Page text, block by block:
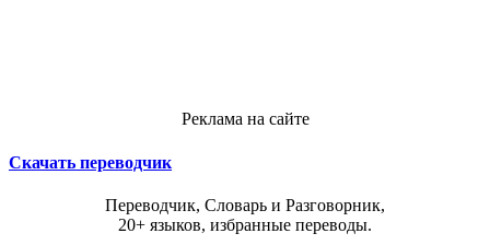
Реклама на сайте
Скачать переводчик
Переводчик, Словарь и Разговорник,
20+ языков, избранные переводы.